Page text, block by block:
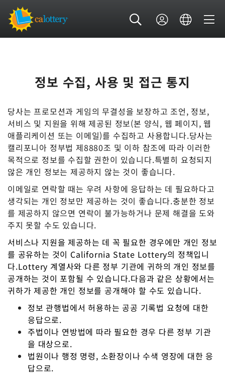
정보 수집, 사용 및 접근 통지
당사는 프로모션과 게임의 무결성을 보장하고 조언, 정보,
서비스 및 지원을 위해 제공된 정보(본 양식, 웹 페이지, 웹
애플리케이션 또는 이메일)를 수집하고 사용합니다.당사는
캘리포니아 정부법 제8880조 및 이하 참조에 따라 이러한
목적으로 정보를 수집할 권한이 있습니다.특별히 요청되지
않은 개인 정보는 제공하지 않는 것이 좋습니다.
이메일로 연락할 때는 우려 사항에 응답하는 데 필요하다고
생각되는 개인 정보만 제공하는 것이 좋습니다.충분한 정보
를 제공하지 않으면 연락이 불가능하거나 문제 해결을 도와
주지 못할 수도 있습니다.
서비스나 지원을 제공하는 데 꼭 필요한 경우에만 개인 정보
를 공유하는 것이 California State Lottery의 정책입니
다.Lottery 계열사와 다른 정부 기관에 귀하의 개인 정보를
공개하는 것이 포함될 수 있습니다.다음과 같은 상황에서는
귀하가 제공한 개인 정보를 공개해야 할 수도 있습니다.
정보 관행법에서 허용하는 공공 기록법 요청에 대한
응답으로.
주법이나 연방법에 따라 필요한 경우 다른 정부 기관
을 대상으로.
법원이나 행정 명령, 소환장이나 수색 영장에 대한 응
답으로.